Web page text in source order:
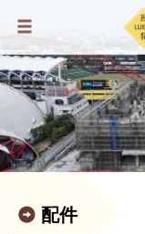
配件